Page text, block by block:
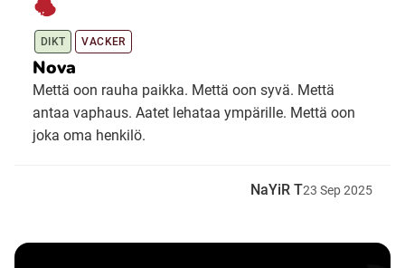
Arli (Romska)
Resanderomani (Romska)
DIKT VACKER
Nova
Mettä oon rauha paikka. Mettä oon syvä. Mettä
antaa vaphaus. Aatet lehataa ympärille. Mettä oon
joka oma henkilö.
NaYiR T23 Sep2025